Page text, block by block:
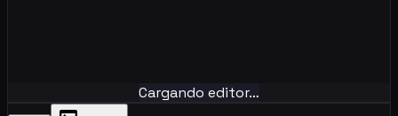
Cargando editor…